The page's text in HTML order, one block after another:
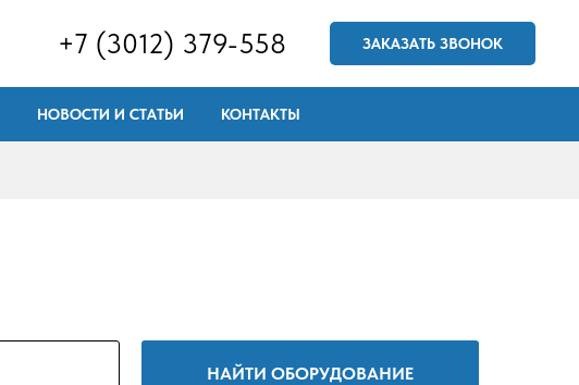
+7 (3012) 379-558 ЗАКАЗАТЬ ЗВОНОК
НОВОСТИ И СТАТЬИ КОНТАКТЫ
НАЙТИ ОБОРУДОВАНИЕ